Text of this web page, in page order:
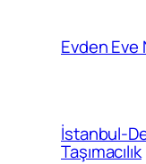
Evden Eve
İstanbul-
Taşımacılık